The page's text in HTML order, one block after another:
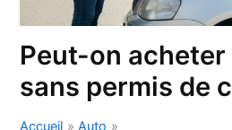
Peut-on
sans permis de
Accueil
Auto